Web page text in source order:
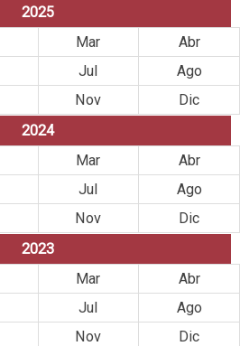
2025
Mar
Abr
Jul
Ago
Nov
Dic
2024
Mar
Abr
Jul
Ago
Nov
Dic
2023
Mar
Abr
Jul
Ago
Nov
Dic